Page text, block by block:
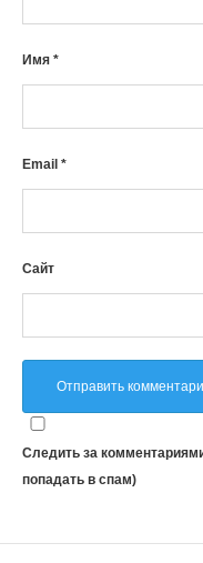
Имя *
Email *
Сайт
Cледить за
попадать в спам)